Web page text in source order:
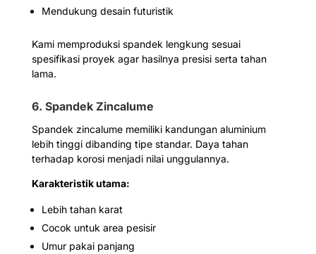
Mendukung desain futuristik
Kami memproduksi spandek lengkung sesuai
spesifikasi proyek agar hasilnya presisi serta tahan
lama.
6. Spandek Zincalume
Spandek zincalume memiliki kandungan aluminium
lebih tinggi dibanding tipe standar. Daya tahan
terhadap korosi menjadi nilai unggulannya.
Karakteristik utama:
Lebih tahan karat
Cocok untuk area pesisir
Umur pakai panjang